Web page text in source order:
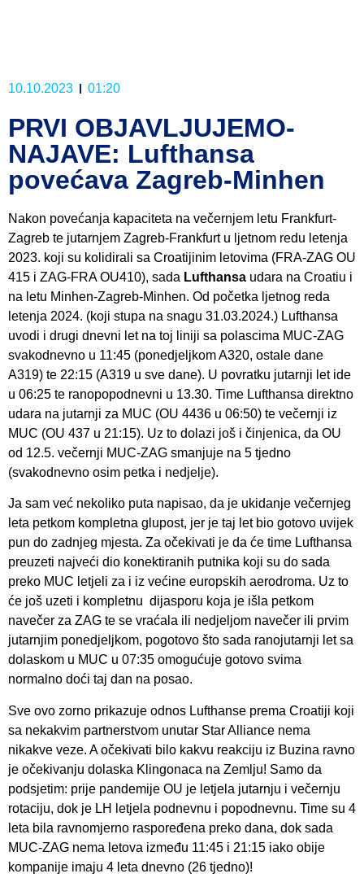
10.10.2023 01:20
PRVI OBJAVLJUJEMO-
NAJAVE: Lufthansa
povećava Zagreb-Minhen
Nakon povećanja kapaciteta na večernjem letu Frankfurt-
Zagreb te jutarnjem Zagreb-Frankfurt u ljetnom redu letenja
2023. koji su kolidirali sa Croatijinim letovima (FRA-ZAG OU
415 i ZAG-FRA OU410), sada Lufthansa udara na Croatiu i
na letu Minhen-Zagreb-Minhen. Od početka ljetnog reda
letenja 2024. (koji stupa na snagu 31.03.2024.) Lufthansa
uvodi i drugi dnevni let na toj liniji sa polascima MUC-ZAG
svakodnevno u 11:45 (ponedjeljkom A320, ostale dane
A319) te 22:15 (A319 u sve dane). U povratku jutarnji let ide
u 06:25 te ranopopodnevni u 13.30. Time Lufthansa direktno
udara na jutarnji za MUC (OU 4436 u 06:50) te večernji iz
MUC (OU 437 u 21:15). Uz to dolazi još i činjenica, da OU
od 12.5. večernji MUC-ZAG smanjuje na 5 tjedno
(svakodnevno osim petka i nedjelje).
Ja sam već nekoliko puta napisao, da je ukidanje večernjeg
leta petkom kompletna glupost, jer je taj let bio gotovo uvijek
pun do zadnjeg mjesta. Za očekivati je da će time Lufthansa
preuzeti najveći dio konektiranih putnika koji su do sada
preko MUC letjeli za i iz većine europskih aerodroma. Uz to
će još uzeti i kompletnu dijasporu koja je išla petkom
navečer za ZAG te se vraćala ili nedjeljom navečer ili prvim
jutarnjim ponedjeljkom, pogotovo što sada ranojutarnji let sa
dolaskom u MUC u 07:35 omogućuje gotovo svima
normalno doći taj dan na posao.
Sve ovo zorno prikazuje odnos Lufthanse prema Croatiji koji
sa nekakvim partnerstvom unutar Star Alliance nema
nikakve veze. A očekivati bilo kakvu reakciju iz Buzina ravno
je očekivanju dolaska Klingonaca na Zemlju! Samo da
podsjetim: prije pandemije OU je letjela jutarnju i večernju
rotaciju, dok je LH letjela podnevnu i popodnevnu. Time su 4
leta bila ravnomjerno raspoređena preko dana, dok sada
MUC-ZAG nema letova između 11:45 i 21:15 iako obije
kompanije imaju 4 leta dnevno (26 tjedno)!